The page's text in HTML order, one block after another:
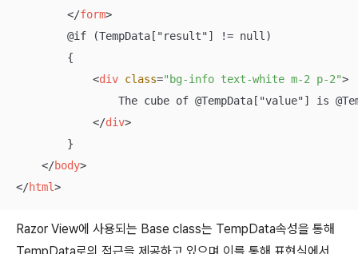
</form>
        @if (TempData["result"] != null)
        {
<div class="bg-info text-white m-2 p-2">
The cube of @TempData["value"] is
</div>
        }
</body>
</html>
Razor View에 사용되는 Base class는 TempData속성을 통해